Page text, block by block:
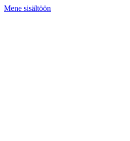
Mene sisältöön